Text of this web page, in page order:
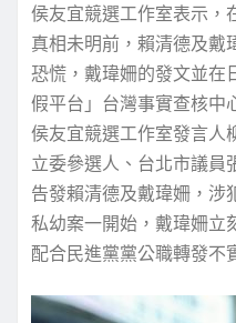
侯友宜競選工作室表示，
真相未明前，賴清德及戴
恐慌，戴瑋姍的發文並在
假平台」台灣事實查核中
侯友宜競選工作室發言人
立委參選人、台北市議員
告發賴清德及戴瑋姍，涉
私幼案一開始，戴瑋姍立
配合民進黨黨公職轉發不